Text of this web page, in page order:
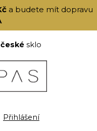
a budete mít dopravu
českésklo
Přihlášení